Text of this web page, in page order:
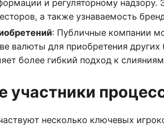
и регуляторному надзору.
а также узнаваемость
: Публичные компании
валюты для приобретения других
более гибкий подход к
участники
несколько ключевых